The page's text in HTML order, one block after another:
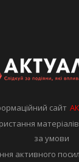
сайт
за умови
активного